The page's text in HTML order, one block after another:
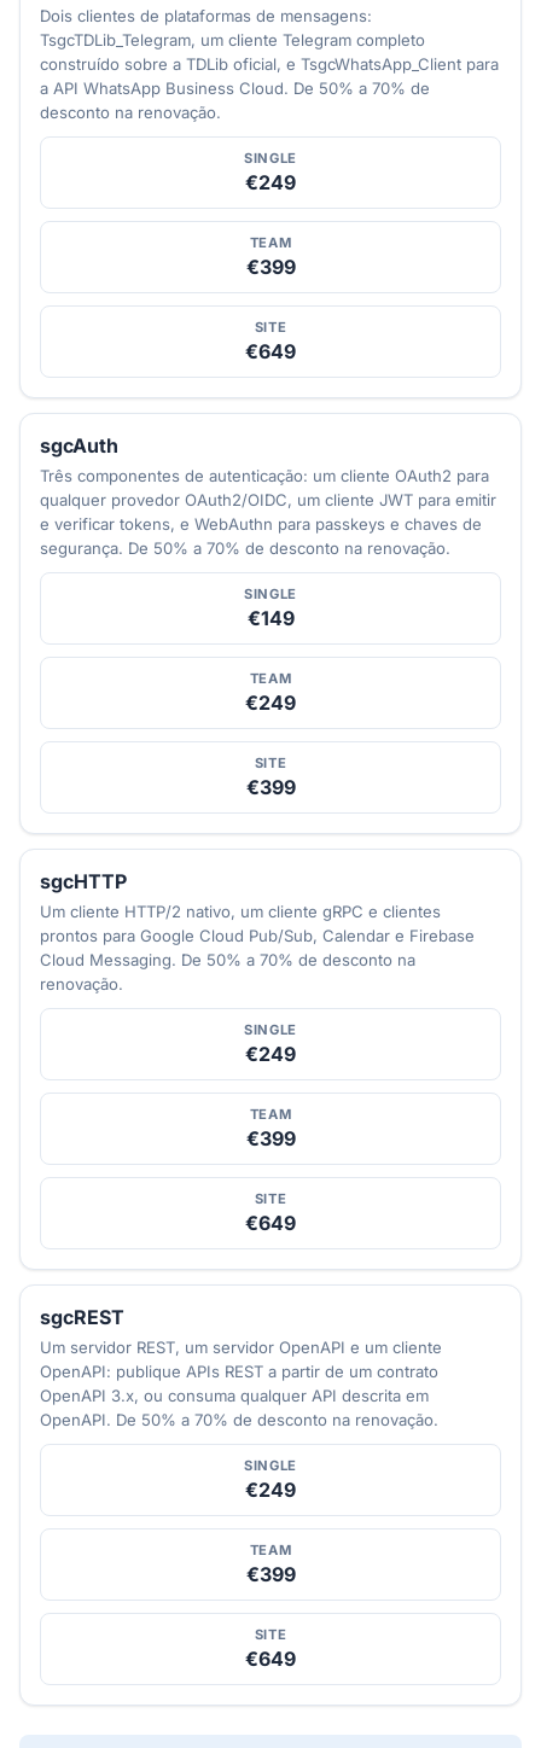
Dois clientes de plataformas de mensagens:
TsgcTDLib_Telegram, um cliente Telegram completo
construído sobre a TDLib oficial, e TsgcWhatsApp_Client para
a API WhatsApp Business Cloud. De 50% a 70% de
desconto na renovação.
SINGLE
€249
TEAM
€399
SITE
€649
sgcAuth
Três componentes de autenticação: um cliente OAuth2 para
qualquer provedor OAuth2/OIDC, um cliente JWT para emitir
e verificar tokens, e WebAuthn para passkeys e chaves de
segurança. De 50% a 70% de desconto na renovação.
SINGLE
€149
TEAM
€249
SITE
€399
sgcHTTP
Um cliente HTTP/2 nativo, um cliente gRPC e clientes
prontos para Google Cloud Pub/Sub, Calendar e Firebase
Cloud Messaging. De 50% a 70% de desconto na
renovação.
SINGLE
€249
TEAM
€399
SITE
€649
sgcREST
Um servidor REST, um servidor OpenAPI e um cliente
OpenAPI: publique APIs REST a partir de um contrato
OpenAPI 3.x, ou consuma qualquer API descrita em
OpenAPI. De 50% a 70% de desconto na renovação.
SINGLE
€249
TEAM
€399
SITE
€649